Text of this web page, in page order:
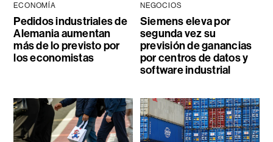
ECONOMÍA
Pedidos industriales de
Alemania aumentan
más de lo previsto por
los economistas
NEGOCIOS
Siemens eleva por
segunda vez su
previsión de ganancias
por centros de datos y
software industrial